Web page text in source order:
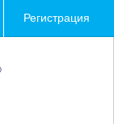
Регистрация